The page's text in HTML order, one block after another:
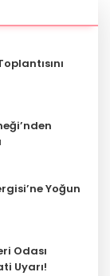
Yoğun
Odası
Uyarı!